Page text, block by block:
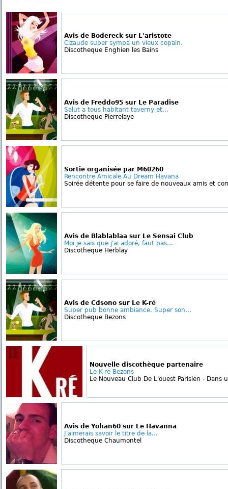
Avis de Bodereck sur L'aristote
Clzaude super sympa un vieux copain.
Discotheque Enghien les Bains
Avis de Freddo95 sur Le Paradise
Salut a tous habitant taverny et...
Discotheque Pierrelaye
Sortie organisée par M60260
Rencontre Amicale Au Dream Havana
Soirée détente pour se faire de nouveaux amis et
Avis de Blablablaa sur Le Sensai Club
Moi je sais que j'ai adoré, faut pas...
Discotheque Herblay
Avis de Cdsono sur Le K-ré
Super pub bonne ambiance. Super son...
Discotheque Bezons
Nouvelle discothèque partenaire
Le K-ré Bezons
Le Nouveau Club De L'ouest Parisien - Dans
Avis de Yohan60 sur Le Havanna
J'aimerais savoir le titre de la...
Discotheque Chaumontel